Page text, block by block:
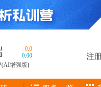
0.0
0.00
增强版)
注